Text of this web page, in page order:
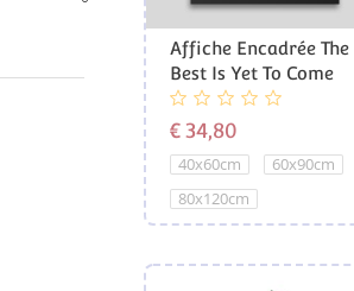
Affiche Encadrée The
Best Is Yet To Come
€ 34,80
40x60cm
60x90cm
80x120cm